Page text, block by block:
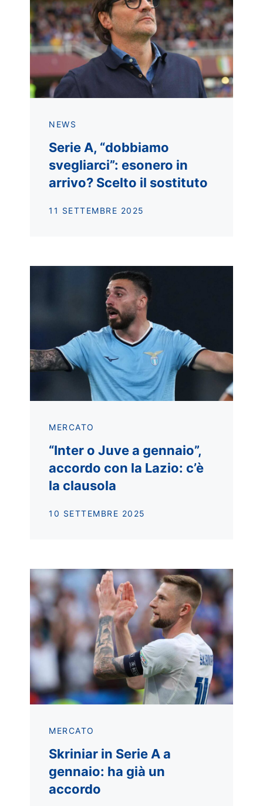
NEWS
Serie A, “dobbiamo
svegliarci”: esonero in
arrivo? Scelto il sostituto
11 SETTEMBRE 2025
MERCATO
“Inter o Juve a gennaio”,
accordo con la Lazio: c’è
la clausola
10 SETTEMBRE 2025
MERCATO
Skriniar in Serie A a
gennaio: ha già un
accordo